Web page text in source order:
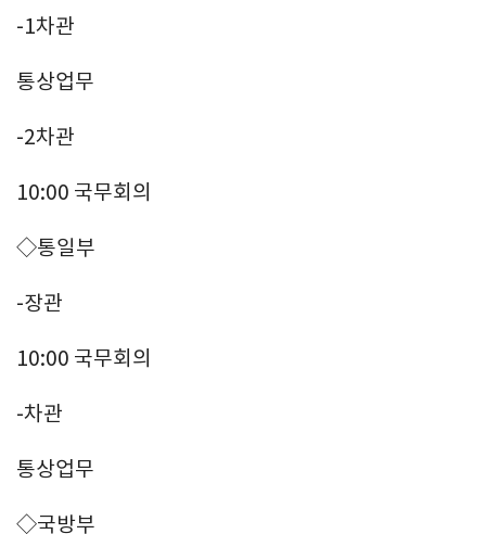
-1차관
통상업무
-2차관
10:00 국무회의
◇통일부
-장관
10:00 국무회의
-차관
통상업무
◇국방부